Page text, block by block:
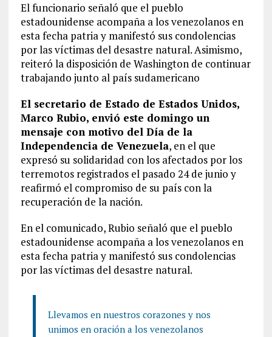
El funcionario señaló que el pueblo
estadounidense acompaña a los venezolanos en
esta fecha patria y manifestó sus condolencias
por las víctimas del desastre natural. Asimismo,
reiteró la disposición de Washington de continuar
trabajando junto al país sudamericano
El secretario de Estado de Estados Unidos,
Marco Rubio, envió este domingo un
mensaje con motivo del Día de la
Independencia de Venezuela, en el que
expresó su solidaridad con los afectados por los
terremotos registrados el pasado 24 de junio y
reafirmó el compromiso de su país con la
recuperación de la nación.
En el comunicado, Rubio señaló que el pueblo
estadounidense acompaña a los venezolanos en
esta fecha patria y manifestó sus condolencias
por las víctimas del desastre natural.
Llevamos en nuestros corazones y nos
unimos en oración a los venezolanos